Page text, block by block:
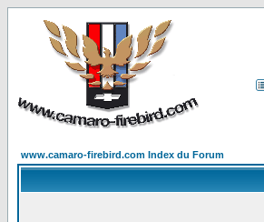
www.camaro-firebird.com Index du Forum